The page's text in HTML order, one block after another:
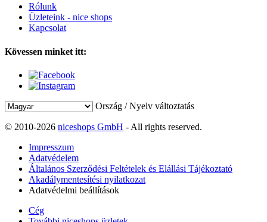
Rólunk
Üzleteink - nice shops
Kapcsolat
Kövessen minket itt:
Ország / Nyelv változtatás
© 2010-2026 niceshops GmbH - All rights reserved.
Impresszum
Adatvédelem
Általános Szerződési Feltételek és Elállási Tájékoztató
Akadálymentesítési nyilatkozat
Adatvédelmi beállítások
Cég